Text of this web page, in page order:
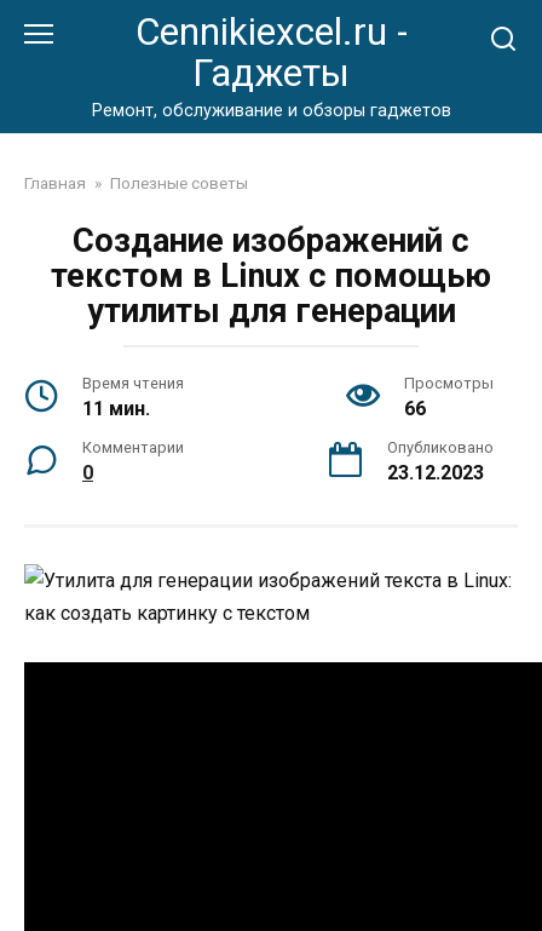
Cennikiexcel.ru -
Гаджеты
Ремонт, обслуживание и обзоры гаджетов
Главная » Полезные советы
Создание изображений с
текстом в Linux с помощью
утилиты для генерации
Время чтения
11 мин.
Просмотры
66
Комментарии
0
Опубликовано
23.12.2023